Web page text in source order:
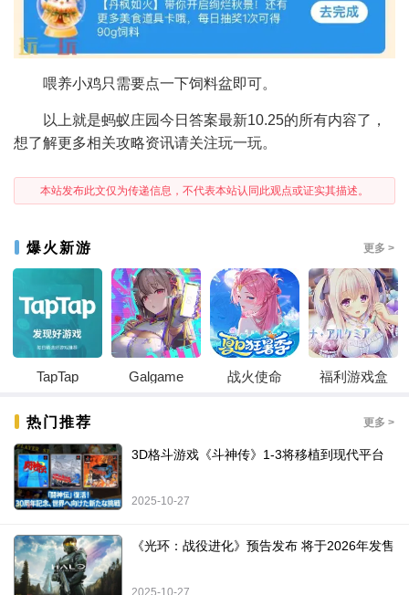
喂养小鸡只需要点一下饲料盆即可。
以上就是蚂蚁庄园今日答案最新10.25的所有内容了，
想了解更多相关攻略资讯请关注玩一玩。
本站发布此文仅为传递信息，不代表本站认同此观点或证实其描述。
爆火新游 更多 >
TapTap Galgame 战火使命 福利游戏盒
热门推荐 更多 >
3D格斗游戏《斗神传》1-3将移植到现代平台
2025-10-27
《光环：战役进化》预告发布 将于2026年发售